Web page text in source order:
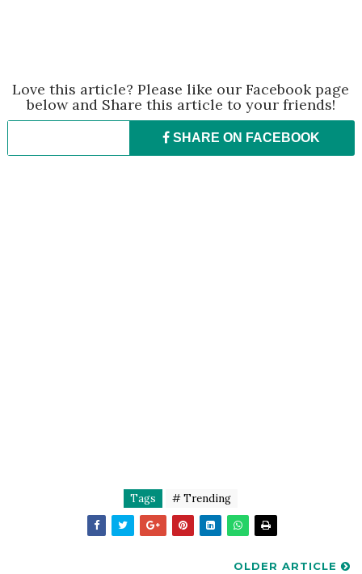
Love this article? Please like our Facebook page
below and Share this article to your friends!
SHARE ON FACEBOOK
Tags # Trending
OLDER ARTICLE